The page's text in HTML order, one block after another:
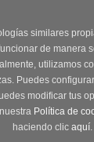
similares
de manera
utilizamos
Puedes
modificar tus
Política de
haciendo clic aquí.